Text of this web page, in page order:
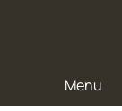
Menu